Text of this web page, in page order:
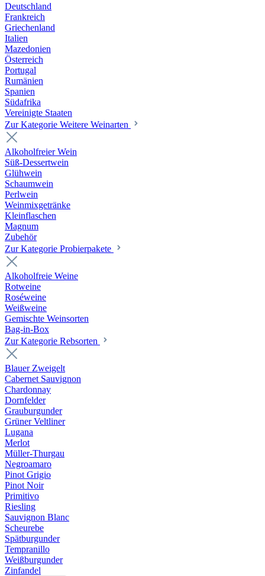
Deutschland
Frankreich
Griechenland
Italien
Mazedonien
Österreich
Portugal
Rumänien
Spanien
Südafrika
Vereinigte Staaten
Zur Kategorie Weitere Weinarten
Alkoholfreier Wein
Süß-Dessertwein
Glühwein
Schaumwein
Perlwein
Weinmixgetränke
Kleinflaschen
Magnum
Zubehör
Zur Kategorie Probierpakete
Alkoholfreie Weine
Rotweine
Roséweine
Weißweine
Gemischte Weinsorten
Bag-in-Box
Zur Kategorie Rebsorten
Blauer Zweigelt
Cabernet Sauvignon
Chardonnay
Dornfelder
Grauburgunder
Grüner Veltliner
Lugana
Merlot
Müller-Thurgau
Negroamaro
Pinot Grigio
Pinot Noir
Primitivo
Riesling
Sauvignon Blanc
Scheurebe
Spätburgunder
Tempranillo
Weißburgunder
Zinfandel